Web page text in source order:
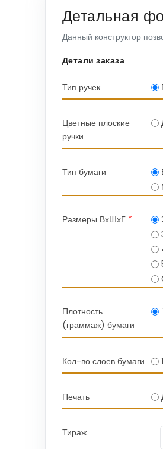
Детальная
Данный конструктор
Детали заказа
Тип ручек
Цветные плоские
ручки
Тип бумаги
Размеры ВхШхГ *
Плотность
(граммаж) бумаги
Кол-во слоев бумаги 1
Печать
Тираж